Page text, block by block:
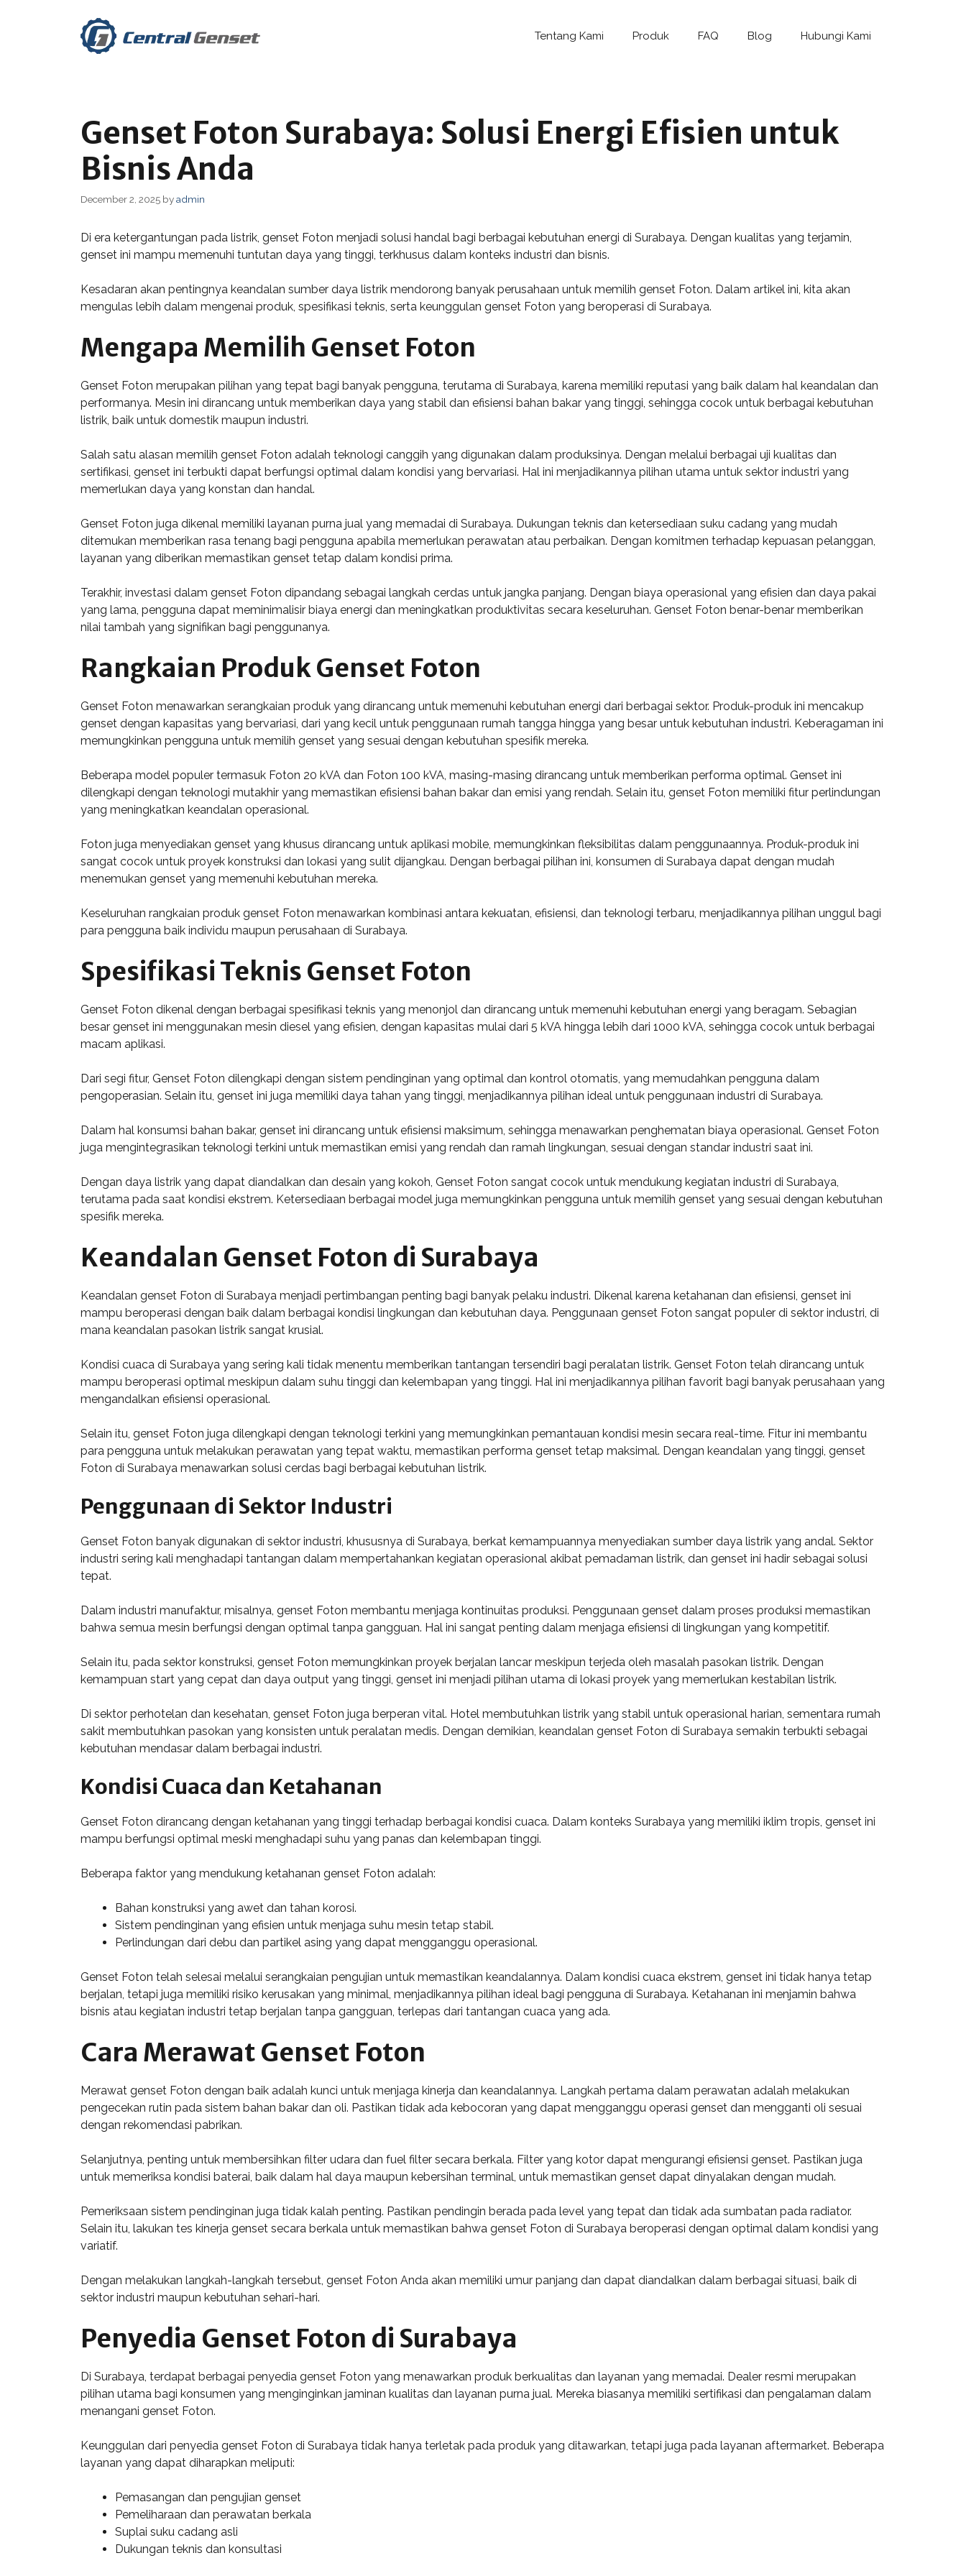
Tentang Kami Produk FAQ Blog Hubungi Kami
Genset Foton Surabaya: Solusi Energi Efisien untuk
Bisnis Anda
December 2, 2025 byadmin
Di era ketergantungan pada listrik, genset Foton menjadi solusi handal bagi berbagai kebutuhan energi di Surabaya. Dengan kualitas yang terjamin,
genset ini mampu memenuhi tuntutan daya yang tinggi, terkhusus dalam konteks industri dan bisnis.
Kesadaran akan pentingnya keandalan sumber daya listrik mendorong banyak perusahaan untuk memilih genset Foton. Dalam artikel ini, kita akan
mengulas lebih dalam mengenai produk, spesifikasi teknis, serta keunggulan genset Foton yang beroperasi di Surabaya.
Mengapa Memilih Genset Foton
Genset Foton merupakan pilihan yang tepat bagi banyak pengguna, terutama di Surabaya, karena memiliki reputasi yang baik dalam hal keandalan dan
performanya. Mesin ini dirancang untuk memberikan daya yang stabil dan efisiensi bahan bakar yang tinggi, sehingga cocok untuk berbagai kebutuhan
listrik, baik untuk domestik maupun industri.
Salah satu alasan memilih genset Foton adalah teknologi canggih yang digunakan dalam produksinya. Dengan melalui berbagai uji kualitas dan
sertifikasi, genset ini terbukti dapat berfungsi optimal dalam kondisi yang bervariasi. Hal ini menjadikannya pilihan utama untuk sektor industri yang
memerlukan daya yang konstan dan handal.
Genset Foton juga dikenal memiliki layanan purna jual yang memadai di Surabaya. Dukungan teknis dan ketersediaan suku cadang yang mudah
ditemukan memberikan rasa tenang bagi pengguna apabila memerlukan perawatan atau perbaikan. Dengan komitmen terhadap kepuasan pelanggan,
layanan yang diberikan memastikan genset tetap dalam kondisi prima.
Terakhir, investasi dalam genset Foton dipandang sebagai langkah cerdas untuk jangka panjang. Dengan biaya operasional yang efisien dan daya pakai
yang lama, pengguna dapat meminimalisir biaya energi dan meningkatkan produktivitas secara keseluruhan. Genset Foton benar-benar memberikan
nilai tambah yang signifikan bagi penggunanya.
Rangkaian Produk Genset Foton
Genset Foton menawarkan serangkaian produk yang dirancang untuk memenuhi kebutuhan energi dari berbagai sektor. Produk-produk ini mencakup
genset dengan kapasitas yang bervariasi, dari yang kecil untuk penggunaan rumah tangga hingga yang besar untuk kebutuhan industri. Keberagaman ini
memungkinkan pengguna untuk memilih genset yang sesuai dengan kebutuhan spesifik mereka.
Beberapa model populer termasuk Foton 20 kVA dan Foton 100 kVA, masing-masing dirancang untuk memberikan performa optimal. Genset ini
dilengkapi dengan teknologi mutakhir yang memastikan efisiensi bahan bakar dan emisi yang rendah. Selain itu, genset Foton memiliki fitur perlindungan
yang meningkatkan keandalan operasional.
Foton juga menyediakan genset yang khusus dirancang untuk aplikasi mobile, memungkinkan fleksibilitas dalam penggunaannya. Produk-produk ini
sangat cocok untuk proyek konstruksi dan lokasi yang sulit dijangkau. Dengan berbagai pilihan ini, konsumen di Surabaya dapat dengan mudah
menemukan genset yang memenuhi kebutuhan mereka.
Keseluruhan rangkaian produk genset Foton menawarkan kombinasi antara kekuatan, efisiensi, dan teknologi terbaru, menjadikannya pilihan unggul bagi
para pengguna baik individu maupun perusahaan di Surabaya.
Spesifikasi Teknis Genset Foton
Genset Foton dikenal dengan berbagai spesifikasi teknis yang menonjol dan dirancang untuk memenuhi kebutuhan energi yang beragam. Sebagian
besar genset ini menggunakan mesin diesel yang efisien, dengan kapasitas mulai dari 5 kVA hingga lebih dari 1000 kVA, sehingga cocok untuk berbagai
macam aplikasi.
Dari segi fitur, Genset Foton dilengkapi dengan sistem pendinginan yang optimal dan kontrol otomatis, yang memudahkan pengguna dalam
pengoperasian. Selain itu, genset ini juga memiliki daya tahan yang tinggi, menjadikannya pilihan ideal untuk penggunaan industri di Surabaya.
Dalam hal konsumsi bahan bakar, genset ini dirancang untuk efisiensi maksimum, sehingga menawarkan penghematan biaya operasional. Genset Foton
juga mengintegrasikan teknologi terkini untuk memastikan emisi yang rendah dan ramah lingkungan, sesuai dengan standar industri saat ini.
Dengan daya listrik yang dapat diandalkan dan desain yang kokoh, Genset Foton sangat cocok untuk mendukung kegiatan industri di Surabaya,
terutama pada saat kondisi ekstrem. Ketersediaan berbagai model juga memungkinkan pengguna untuk memilih genset yang sesuai dengan kebutuhan
spesifik mereka.
Keandalan Genset Foton di Surabaya
Keandalan genset Foton di Surabaya menjadi pertimbangan penting bagi banyak pelaku industri. Dikenal karena ketahanan dan efisiensi, genset ini
mampu beroperasi dengan baik dalam berbagai kondisi lingkungan dan kebutuhan daya. Penggunaan genset Foton sangat populer di sektor industri, di
mana keandalan pasokan listrik sangat krusial.
Kondisi cuaca di Surabaya yang sering kali tidak menentu memberikan tantangan tersendiri bagi peralatan listrik. Genset Foton telah dirancang untuk
mampu beroperasi optimal meskipun dalam suhu tinggi dan kelembapan yang tinggi. Hal ini menjadikannya pilihan favorit bagi banyak perusahaan yang
mengandalkan efisiensi operasional.
Selain itu, genset Foton juga dilengkapi dengan teknologi terkini yang memungkinkan pemantauan kondisi mesin secara real-time. Fitur ini membantu
para pengguna untuk melakukan perawatan yang tepat waktu, memastikan performa genset tetap maksimal. Dengan keandalan yang tinggi, genset
Foton di Surabaya menawarkan solusi cerdas bagi berbagai kebutuhan listrik.
Penggunaan di Sektor Industri
Genset Foton banyak digunakan di sektor industri, khususnya di Surabaya, berkat kemampuannya menyediakan sumber daya listrik yang andal. Sektor
industri sering kali menghadapi tantangan dalam mempertahankan kegiatan operasional akibat pemadaman listrik, dan genset ini hadir sebagai solusi
tepat.
Dalam industri manufaktur, misalnya, genset Foton membantu menjaga kontinuitas produksi. Penggunaan genset dalam proses produksi memastikan
bahwa semua mesin berfungsi dengan optimal tanpa gangguan. Hal ini sangat penting dalam menjaga efisiensi di lingkungan yang kompetitif.
Selain itu, pada sektor konstruksi, genset Foton memungkinkan proyek berjalan lancar meskipun terjeda oleh masalah pasokan listrik. Dengan
kemampuan start yang cepat dan daya output yang tinggi, genset ini menjadi pilihan utama di lokasi proyek yang memerlukan kestabilan listrik.
Di sektor perhotelan dan kesehatan, genset Foton juga berperan vital. Hotel membutuhkan listrik yang stabil untuk operasional harian, sementara rumah
sakit membutuhkan pasokan yang konsisten untuk peralatan medis. Dengan demikian, keandalan genset Foton di Surabaya semakin terbukti sebagai
kebutuhan mendasar dalam berbagai industri.
Kondisi Cuaca dan Ketahanan
Genset Foton dirancang dengan ketahanan yang tinggi terhadap berbagai kondisi cuaca. Dalam konteks Surabaya yang memiliki iklim tropis, genset ini
mampu berfungsi optimal meski menghadapi suhu yang panas dan kelembapan tinggi.
Beberapa faktor yang mendukung ketahanan genset Foton adalah:
Bahan konstruksi yang awet dan tahan korosi.
Sistem pendinginan yang efisien untuk menjaga suhu mesin tetap stabil.
Perlindungan dari debu dan partikel asing yang dapat mengganggu operasional.
Genset Foton telah selesai melalui serangkaian pengujian untuk memastikan keandalannya. Dalam kondisi cuaca ekstrem, genset ini tidak hanya tetap
berjalan, tetapi juga memiliki risiko kerusakan yang minimal, menjadikannya pilihan ideal bagi pengguna di Surabaya. Ketahanan ini menjamin bahwa
bisnis atau kegiatan industri tetap berjalan tanpa gangguan, terlepas dari tantangan cuaca yang ada.
Cara Merawat Genset Foton
Merawat genset Foton dengan baik adalah kunci untuk menjaga kinerja dan keandalannya. Langkah pertama dalam perawatan adalah melakukan
pengecekan rutin pada sistem bahan bakar dan oli. Pastikan tidak ada kebocoran yang dapat mengganggu operasi genset dan mengganti oli sesuai
dengan rekomendasi pabrikan.
Selanjutnya, penting untuk membersihkan filter udara dan fuel filter secara berkala. Filter yang kotor dapat mengurangi efisiensi genset. Pastikan juga
untuk memeriksa kondisi baterai, baik dalam hal daya maupun kebersihan terminal, untuk memastikan genset dapat dinyalakan dengan mudah.
Pemeriksaan sistem pendinginan juga tidak kalah penting. Pastikan pendingin berada pada level yang tepat dan tidak ada sumbatan pada radiator.
Selain itu, lakukan tes kinerja genset secara berkala untuk memastikan bahwa genset Foton di Surabaya beroperasi dengan optimal dalam kondisi yang
variatif.
Dengan melakukan langkah-langkah tersebut, genset Foton Anda akan memiliki umur panjang dan dapat diandalkan dalam berbagai situasi, baik di
sektor industri maupun kebutuhan sehari-hari.
Penyedia Genset Foton di Surabaya
Di Surabaya, terdapat berbagai penyedia genset Foton yang menawarkan produk berkualitas dan layanan yang memadai. Dealer resmi merupakan
pilihan utama bagi konsumen yang menginginkan jaminan kualitas dan layanan purna jual. Mereka biasanya memiliki sertifikasi dan pengalaman dalam
menangani genset Foton.
Keunggulan dari penyedia genset Foton di Surabaya tidak hanya terletak pada produk yang ditawarkan, tetapi juga pada layanan aftermarket. Beberapa
layanan yang dapat diharapkan meliputi:
Pemasangan dan pengujian genset
Pemeliharaan dan perawatan berkala
Suplai suku cadang asli
Dukungan teknis dan konsultasi